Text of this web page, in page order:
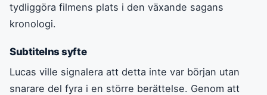
tydliggöra filmens plats i den växande sagans
kronologi.
Subtitelns syfte
Lucas ville signalera att detta inte var början utan
snarare del fyra i en större berättelse. Genom att